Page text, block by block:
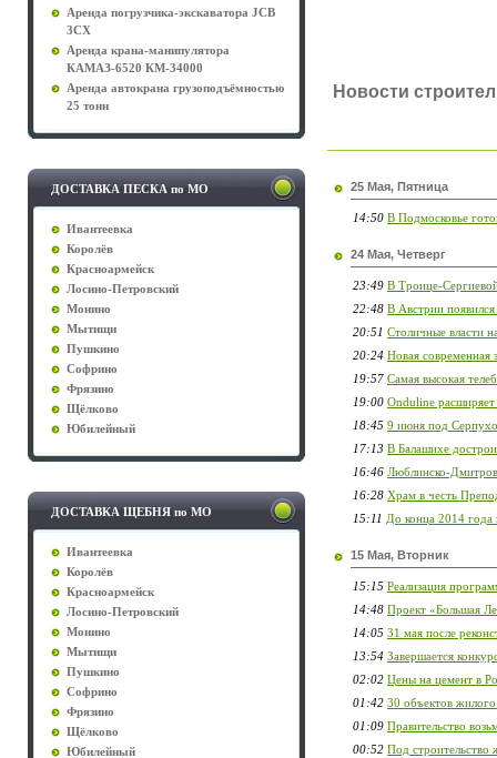
Аренда погрузчика-экскаватора JCB
3CX
Аренда крана-манипулятора
КАМАЗ-6520 КМ-34000
Аренда автокрана грузоподъёмностью
25 тонн
ДОСТАВКА ПЕСКА по МО
Ивантеевка
Королёв
Красноармейск
Лосино-Петровский
Монино
Мытищи
Пушкино
Софрино
Фрязино
Щёлково
Юбилейный
ДОСТАВКА ЩЕБНЯ по МО
Ивантеевка
Королёв
Красноармейск
Лосино-Петровский
Монино
Мытищи
Пушкино
Софрино
Фрязино
Щёлково
Юбилейный
Новости
25 Мая, Пятница
14:50 В Подмосковье
24 Мая, Четверг
23:49 В Троице-
22:48 В Австрии
20:51 Столичные власти
20:24 Новая современная
19:57 Самая высокая
19:00 Onduline
18:45 9 июня под
17:13 В Балашихе
16:46 Люблинско-
16:28 Храм в честь
15:11 До конца 2014 года
15 Мая, Вторник
15:15 Реализация
14:48 Проект «Большая
14:05 31 мая после
13:54 Завершается
02:02 Цены на цемент в
01:42 30 объектов
01:09 Правительство
00:52 Под строительство